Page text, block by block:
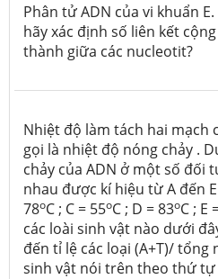
Phân tử ADN của vi khuẩn
hãy xác định số liên kết
thành giữa các nucleotit?
Nhiệt độ làm tách hai mạch
gọi là nhiệt độ nóng chảy .
chảy của ADN ở một số đối
nhau được kí hiệu từ A đến
78oC ; C = 55oC ; D = 83oC ; E
các loài sinh vật nào dưới
đến tỉ lệ các loại (A+T)/ tổng
sinh vật nói trên theo thứ tự